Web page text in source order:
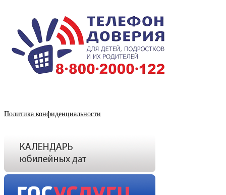
Политика конфиденциальности